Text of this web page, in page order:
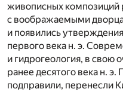
живописных композиций
с воображаемыми
и появились
первого века н. э.
и гидрогеология, в свою
ранее десятого века н.
подправили, перенесли